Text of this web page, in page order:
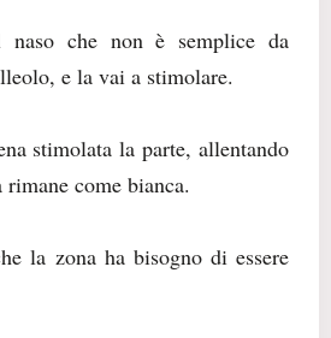
che non è semplice da
e la vai a stimolare.
stimolata la parte, allentando
come bianca.
la zona ha bisogno di essere